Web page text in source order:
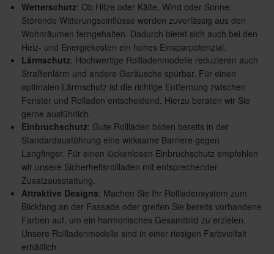
Wetterschutz: Ob Hitze oder Kälte, Wind oder Sonne:
Störende Witterungseinflüsse werden zuverlässig aus den
Wohnräumen ferngehalten. Dadurch bietet sich auch bei den
Heiz- und Energiekosten ein hohes Einsparpotenzial.
Lärmschutz: Hochwertige Rollladenmodelle reduzieren auch
Straßenlärm und andere Geräusche spürbar. Für einen
optimalen Lärmschutz ist die richtige Entfernung zwischen
Fenster und Rolladen entscheidend. Hierzu beraten wir Sie
gerne ausführlich.
Einbruchschutz: Gute Rollladen bilden bereits in der
Standardausführung eine wirksame Barriere gegen
Langfinger. Für einen lückenlosen Einbruchschutz empfehlen
wir unsere Sicherheitsrollladen mit entsprechender
Zusatzausstattung.
Attraktive Designs: Machen Sie Ihr Rollladensystem zum
Blickfang an der Fassade oder greifen Sie bereits vorhandene
Farben auf, um ein harmonisches Gesamtbild zu erzielen.
Unsere Rollladenmodelle sind in einer riesigen Farbvielfalt
erhältlich.